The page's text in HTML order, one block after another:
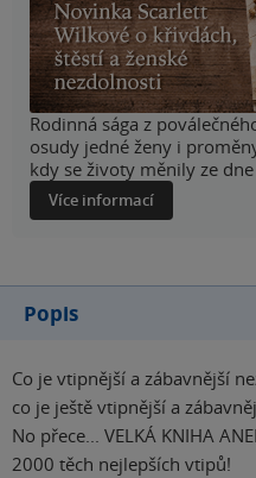
Rodinná sága z
osudy jedné ženy i
kdy se životy měnily ze
Více informací
Popis
Co je vtipnější a zábavnější
co je ještě vtipnější a
No přece... VELKÁ KNIHA
2000 těch nejlepších vtipů!